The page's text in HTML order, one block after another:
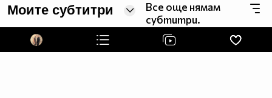
Моите субтитри
Все още нямам
субтитри.